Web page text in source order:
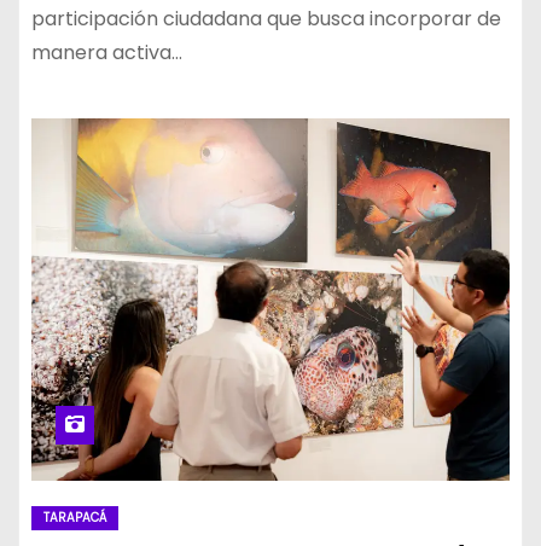
participación ciudadana que busca incorporar de
manera activa…
TARAPACÁ